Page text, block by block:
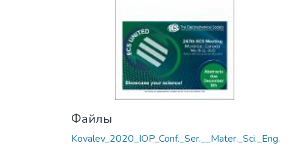
Файлы
Kovalev_2020_IOP_Conf._Ser.__Mater._Sci._Eng.